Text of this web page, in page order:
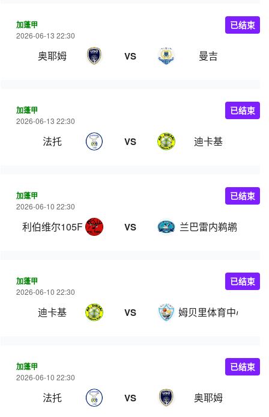
加蓬甲
2026-06-13 22:30
奥耶姆 VS 曼吉
已结束
加蓬甲
2026-06-13 22:30
法托 VS 迪卡基
已结束
加蓬甲
2026-06-10 22:30
利伯维尔105FC VS 兰巴雷内鹈鹕
已结束
加蓬甲
2026-06-10 22:30
迪卡基 VS 姆贝里体育中心
已结束
加蓬甲
2026-06-10 22:30
法托 VS 奥耶姆
已结束